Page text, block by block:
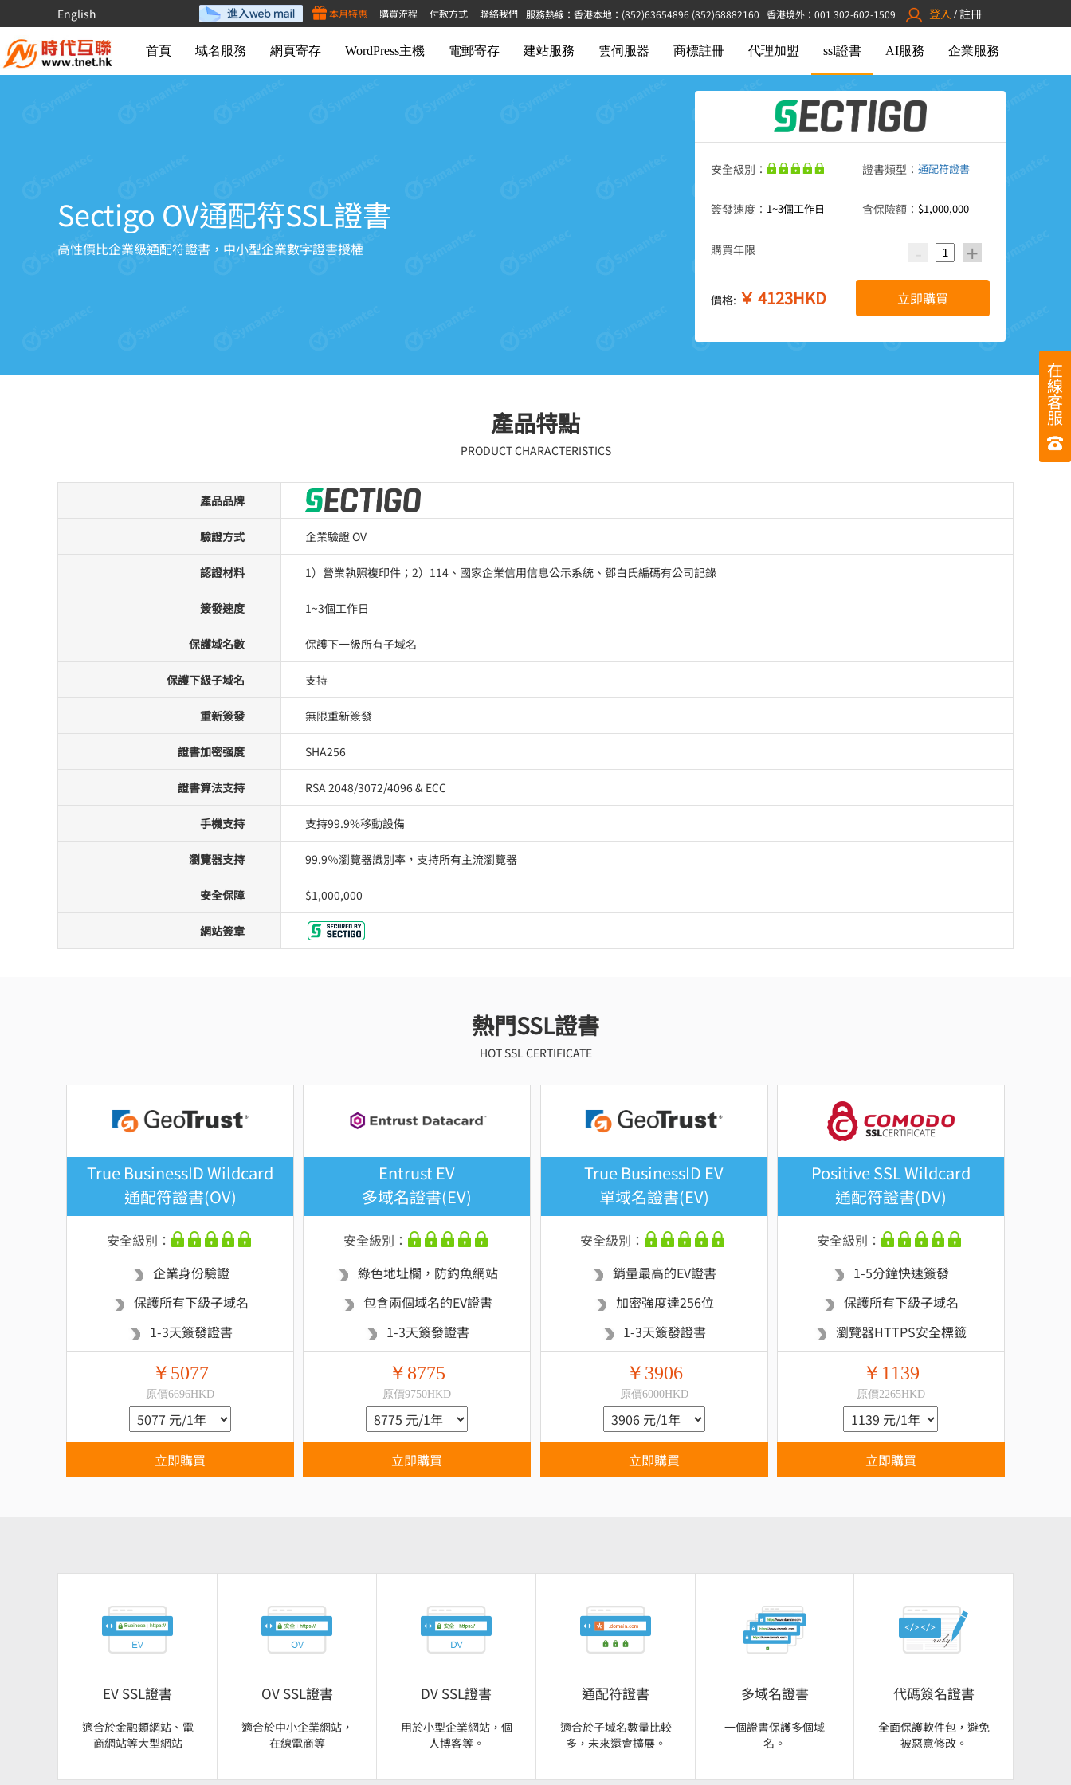
English 服務熱線：香港本地：(852)63654896 (852)68882160 | 香港境外：001 302-602-1509 登入 / 註冊
本月特惠 購買流程 付款方式 聯絡我們
在
線
客
服
首頁 域名服務 網頁寄存 WordPress主機 電郵寄存 建站服務 雲伺服器 商標註冊 代理加盟 ssl證書 AI服務 企業服務
Sectigo OV通配符SSL證書
高性價比企業級通配符證書，中小型企業數字證書授權
安全級別： 證書類型： 通配符證書
簽發速度： 1~3個工作日 含保險額： $1,000,000
購買年限 - +
價格: ￥ 4123HKD 立即購買
產品特點
PRODUCT CHARACTERISTICS
產品品牌
驗證方式 企業驗證 OV
認證材料 1）營業執照複印件；2）114、國家企業信用信息公示系統、鄧白氏編碼有公司記錄
簽發速度 1~3個工作日
保護域名數 保護下一級所有子域名
保護下級子域名 支持
重新簽發 無限重新簽發
證書加密强度 SHA256
證書算法支持 RSA 2048/3072/4096 & ECC
手機支持 支持99.9%移動設備
瀏覽器支持 99.9％瀏覽器識別率，支持所有主流瀏覽器
安全保障 $1,000,000
網站簽章
熱門SSL證書
HOT SSL CERTIFICATE
True BusinessID Wildcard
通配符證書(OV)
安全級別：
企業身份驗證
保護所有下級子域名
1-3天簽發證書
￥5077
原價6696HKD
立即購買
Entrust EV
多域名證書(EV)
安全級別：
綠色地址欄，防釣魚網站
包含兩個域名的EV證書
1-3天簽發證書
￥8775
原價9750HKD
立即購買
True BusinessID EV
單域名證書(EV)
安全級別：
銷量最高的EV證書
加密強度達256位
1-3天簽發證書
￥3906
原價6000HKD
立即購買
Positive SSL Wildcard
通配符證書(DV)
安全級別：
1-5分鐘快速簽發
保護所有下級子域名
瀏覽器HTTPS安全標籤
￥1139
原價2265HKD
立即購買
EV SSL證書
適合於金融類網站、電
商網站等大型網站
OV SSL證書
適合於中小企業網站，
在線電商等
DV SSL證書
用於小型企業網站，個
人博客等。
通配符證書
適合於子域名數量比較
多​​，未來還會擴展。
多域名證書
一個證書保護多個域
名。
代碼簽名證書
全面保護軟件包，避免
被惡意修改。